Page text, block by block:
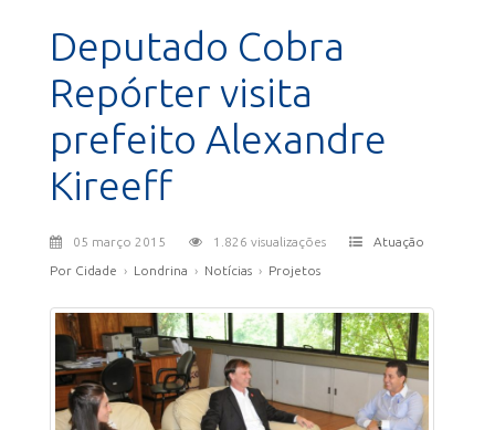
Deputado Cobra
Repórter visita
prefeito Alexandre
Kireeff
05 março 2015 1.826 visualizações
Atuação
Por Cidade › Londrina › Notícias › Projetos